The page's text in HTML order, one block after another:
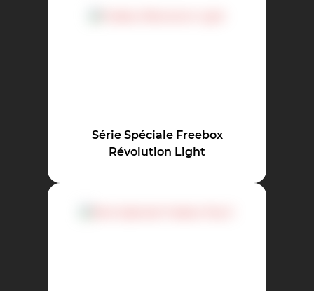
Série Spéciale Freebox
Révolution Light